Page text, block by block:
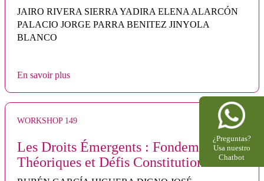
JAIRO RIVERA SIERRA YADIRA ELENA ALARCÓN
PALACIO JORGE PARRA BENITEZ JINYOLA
BLANCO
En savoir plus
WORKSHOP 149
Les Droits Émergents : Fondements
Théoriques et Défis Constitutionnels
¿Preguntas?
Usa nuestro
Chatbot